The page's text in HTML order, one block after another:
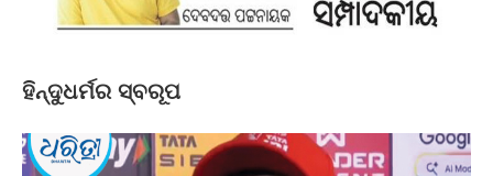
ହିନ୍ଦୁଧର୍ମର ସ୍ବରୂପ